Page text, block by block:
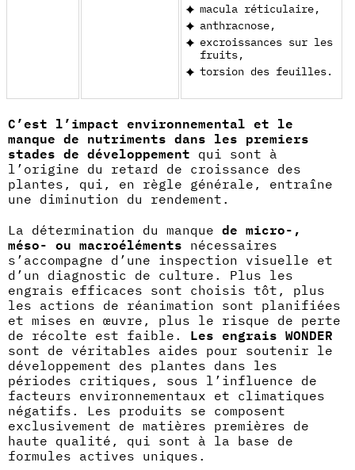
macula réticulaire,
anthracnose,
excroissances sur les
fruits,
torsion des feuilles.
C’est l’impact environnemental et le
manque de nutriments dans les premiers
stades de développement qui sont à
l’origine du retard de croissance des
plantes, qui, en règle générale, entraîne
une diminution du rendement.
La détermination du manque de micro-,
méso- ou macroéléments nécessaires
s’accompagne d’une inspection visuelle et
d’un diagnostic de culture. Plus les
engrais efficaces sont choisis tôt, plus
les actions de réanimation sont planifiées
et mises en œuvre, plus le risque de perte
de récolte est faible. Les engrais WONDER
sont de véritables aides pour soutenir le
développement des plantes dans les
périodes critiques, sous l’influence de
facteurs environnementaux et climatiques
négatifs. Les produits se composent
exclusivement de matières premières de
haute qualité, qui sont à la base de
formules actives uniques.